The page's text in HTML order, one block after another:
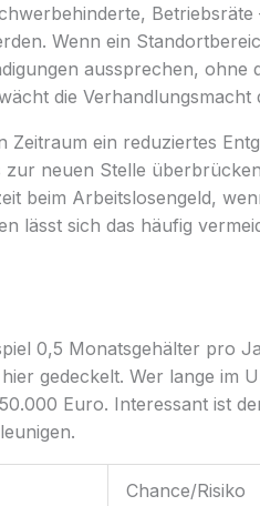
Betriebsräte
Wenn ein
aussprechen, ohne
die Verhandlungsmacht
ein reduziertes
zur neuen Stelle
beim Arbeitslosengeld,
lässt sich das häufig
0,5 Monatsgehälter pro
gedeckelt. Wer lange im
Euro. Interessant ist
Chance/Risiko